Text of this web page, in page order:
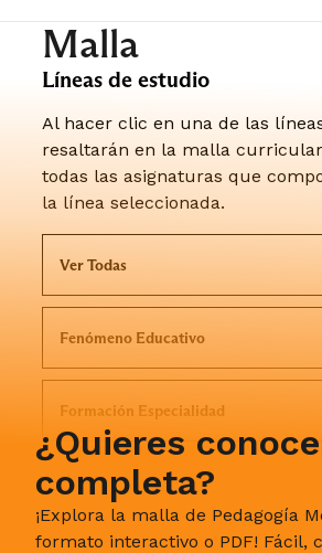
Malla
¿Quieres
completa?
¡Explora la malla de Pedagogía
formato interactivo o PDF! Fácil,
Líneas de estudio
Al hacer clic en una de las
resaltarán en la malla curricular
todas las asignaturas que
la línea seleccionada.
Ver Todas
Fenómeno Educativo
Formación Especialidad
Formación Práctica y Profesional